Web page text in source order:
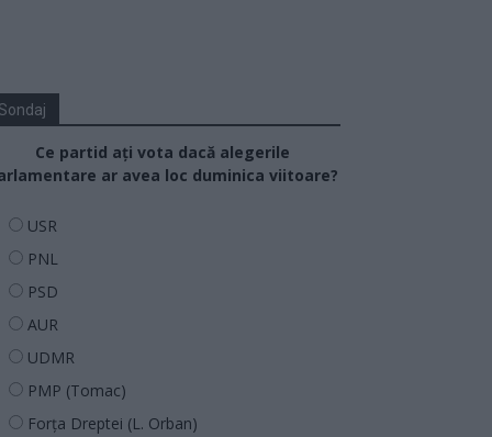
Ce partid ați vota dacă alegerile
ar avea loc duminica viitoare?
USR
PNL
PSD
AUR
UDMR
PMP (Tomac)
Forța Dreptei (L. Orban)